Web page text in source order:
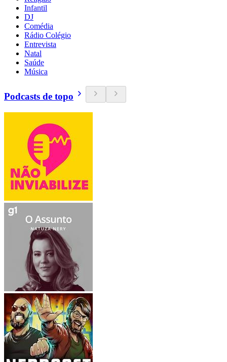
Infantil
DJ
Comédia
Rádio Colégio
Entrevista
Natal
Saúde
Música
Podcasts de topo